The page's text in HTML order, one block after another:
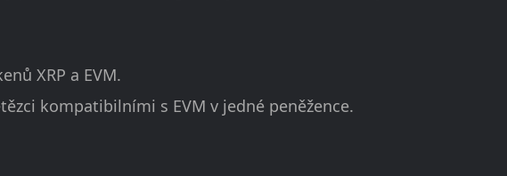
XRP a EVM.
kompatibilními s EVM v jedné peněžence.